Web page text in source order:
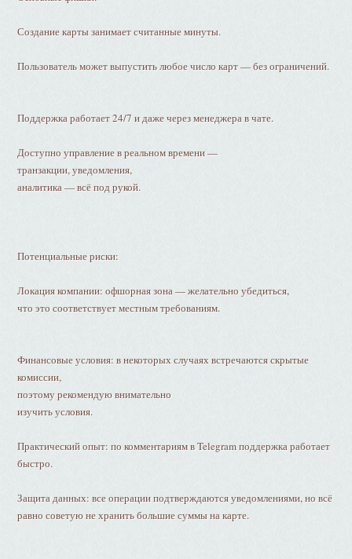
Создание карты занимает считанные минуты.
Пользователь может выпустить любое число карт — без ограничений.
Поддержка работает 24/7 и даже через менеджера в чате.
Доступно управление в реальном времени —
транзакции, уведомления,
аналитика — всё под рукой.
Потенциальные риски:
Локация компании: офшорная зона — желательно убедиться,
что это соответствует местным требованиям.
Финансовые условия: в некоторых случаях встречаются скрытые
комиссии,
поэтому рекомендую внимательно
изучить условия.
Практический опыт: по комментариям в Telegram поддержка работает
быстро.
Защита данных: все операции подтверждаются уведомлениями, но всё
равно советую не хранить большие суммы на карте.